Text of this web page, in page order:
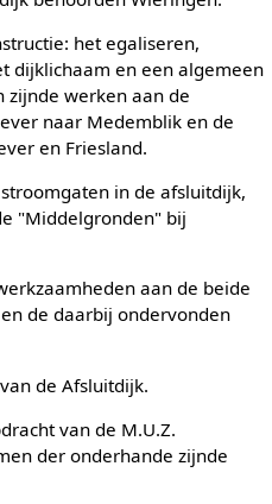
het egaliseren,
dijklichaam en een algemeen
zijnde werken aan de
naar Medemblik en de
en Friesland.
in de afsluitdijk,
"Middelgronden" bij
aan de beide
de daarbij ondervonden
de Afsluitdijk.
van de M.U.Z.
der onderhande zijnde